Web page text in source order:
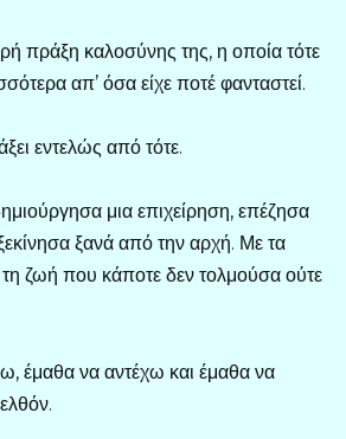
πράξη καλοσύνης της, η οποία τότε
απ’ όσα είχε ποτέ φανταστεί.
εντελώς από τότε.
μια επιχείρηση, επέζησα
ξανά από την αρχή. Με τα
τη ζωή που κάποτε δεν τολμούσα ούτε
έμαθα να αντέχω και έμαθα να